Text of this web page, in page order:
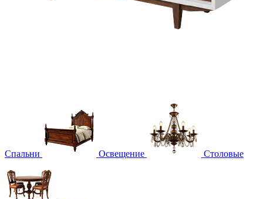
Спальни Освещение Столовые